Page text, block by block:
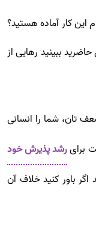
این کار آماده هستید؟
حاضرید ببینید رهایی از
تان، شما را انسانی
برایرشد پذیرش خود
باور کنید خلاف آن